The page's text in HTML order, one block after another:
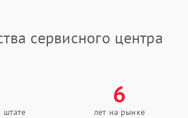
сервисного центра
штате
6
лет на рынке